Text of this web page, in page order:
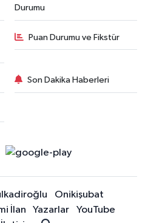
Durumu
Puan Durumu ve Fikstür
Son Dakika Haberleri
Onikişubat
İlan Yazarlar
YouTube